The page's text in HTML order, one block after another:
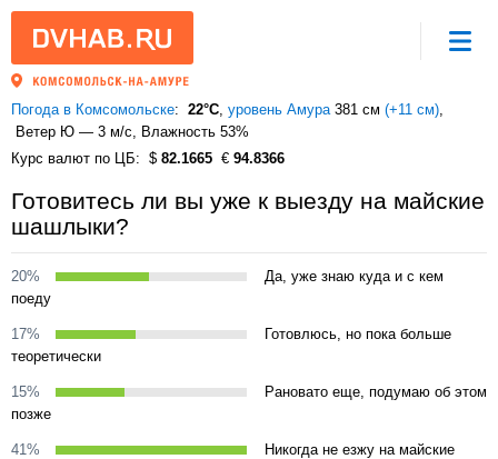
Погода в Комсомольске 22°C, уровень Амура381 см (+11 см)
Ветер Ю — 3 м/с, Влажность 53%
Курс валют по ЦБ
82.1665 94.8366
Готовитесь ли вы уже к выезду на майские
шашлыки?
20%
Да, уже знаю куда и с кем
поеду
17%
Готовлюсь, но пока больше
теоретически
15%
Рановато еще, подумаю об этом
позже
41%
Никогда не езжу на майские